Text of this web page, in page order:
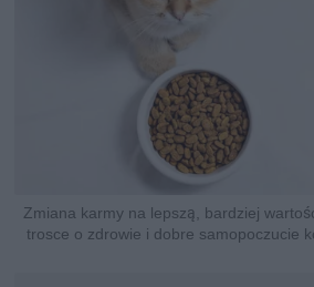
Zmiana karmy na lepszą, bardziej
trosce o zdrowie i dobre samopoczucie